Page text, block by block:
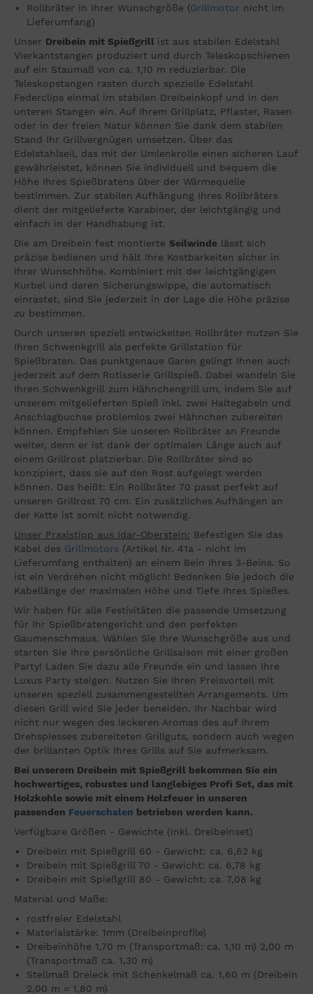
Rollbräter in Ihrer Wunschgröße (Grillmotor nicht im
Lieferumfang)
Unser Dreibein mit Spießgrill ist aus stabilen Edelstahl
Vierkantstangen produziert und durch Teleskopschienen
auf ein Staumaß von ca. 1,10 m reduzierbar. Die
Teleskopstangen rasten durch spezielle Edelstahl
Federclips einmal im stabilen Dreibeinkopf und in den
unteren Stangen ein. Auf Ihrem Grillplatz, Pflaster, Rasen
oder in der freien Natur können Sie dank dem stabilen
Stand Ihr Grillvergnügen umsetzen. Über das
Edelstahlseil, das mit der Umlenkrolle einen sicheren Lauf
gewährleistet, können Sie individuell und bequem die
Höhe Ihres Spießbratens über der Wärmequelle
bestimmen. Zur stabilen Aufhängung Ihres Rollbräters
dient der mitgelieferte Karabiner, der leichtgängig und
einfach in der Handhabung ist.
Die am Dreibein fest montierte Seilwinde lässt sich
präzise bedienen und hält Ihre Kostbarkeiten sicher in
Ihrer Wunschhöhe. Kombiniert mit der leichtgängigen
Kurbel und deren Sicherungswippe, die automatisch
einrastet, sind Sie jederzeit in der Lage die Höhe präzise
zu bestimmen.
Durch unseren speziell entwickelten Rollbräter nutzen Sie
Ihren Schwenkgrill als perfekte Grillstation für
Spießbraten. Das punktgenaue Garen gelingt Ihnen auch
jederzeit auf dem Rotisserie Grillspieß. Dabei wandeln Sie
Ihren Schwenkgrill zum Hähnchengrill um, indem Sie auf
unserem mitgelieferten Spieß inkl. zwei Haltegabeln und
Anschlagbuchse problemlos zwei Hähnchen zubereiten
können. Empfehlen Sie unseren Rollbräter an Freunde
weiter, denn er ist dank der optimalen Länge auch auf
einem Grillrost platzierbar. Die Rollbräter sind so
konzipiert, dass sie auf den Rost aufgelegt werden
können. Das heißt: Ein Rollbräter 70 passt perfekt auf
unseren Grillrost 70 cm. Ein zusätzliches Aufhängen an
der Kette ist somit nicht notwendig.
Unser Praxistipp aus Idar-Oberstein: Befestigen Sie das
Kabel des Grillmotors (Artikel Nr. 41a - nicht im
Lieferumfang enthalten) an einem Bein Ihres 3-Beins. So
ist ein Verdrehen nicht möglich! Bedenken Sie jedoch die
Kabellänge der maximalen Höhe und Tiefe Ihres Spießes.
Wir haben für alle Festivitäten die passende Umsetzung
für Ihr Spießbratengericht und den perfekten
Gaumenschmaus. Wählen Sie Ihre Wunschgröße aus und
starten Sie Ihre persönliche Grillsaison mit einer großen
Party! Laden Sie dazu alle Freunde ein und lassen Ihre
Luxus Party steigen. Nutzen Sie Ihren Preisvorteil mit
unseren speziell zusammengestellten Arrangements. Um
diesen Grill wird Sie jeder beneiden. Ihr Nachbar wird
nicht nur wegen des leckeren Aromas des auf Ihrem
Drehspiesses zubereiteten Grillguts, sondern auch wegen
der brillanten Optik Ihres Grills auf Sie aufmerksam.
Bei unserem Dreibein mit Spießgrill bekommen Sie ein
hochwertiges, robustes und langlebiges Profi Set, das mit
Holzkohle sowie mit einem Holzfeuer in unseren
passenden Feuerschalen betrieben werden kann.
Verfügbare Größen - Gewichte (inkl. Dreibeinset)
Dreibein mit Spießgrill 60 - Gewicht: ca. 6,62 kg
Dreibein mit Spießgrill 70 - Gewicht: ca. 6,78 kg
Dreibein mit Spießgrill 80 - Gewicht: ca. 7,08 kg
Material und Maße:
rostfreier Edelstahl
Materialstärke: 1mm (Dreibeinprofile)
Dreibeinhöhe 1,70 m (Transportmaß: ca. 1,10 m) 2,00 m
(Transportmaß ca. 1,30 m)
Stellmaß Dreieck mit Schenkelmaß ca. 1,60 m (Dreibein
2,00 m = 1,80 m)